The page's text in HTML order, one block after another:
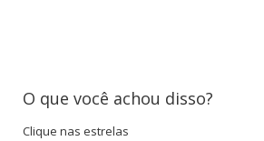
O que você achou disso?
Clique nas estrelas